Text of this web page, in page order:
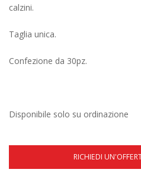
calzini.
Taglia unica.
Confezione da 30pz.
Disponibile solo su ordinazione
RICHIEDI